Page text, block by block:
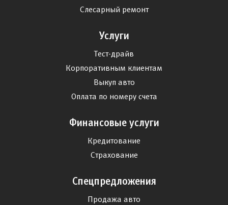
Слесарный ремонт
Услуги
Тест-драйв
Корпоративным клиентам
Выкуп авто
Оплата по номеру счета
Финансовые услуги
Кредитование
Страхование
Спецпредложения
Продажа авто